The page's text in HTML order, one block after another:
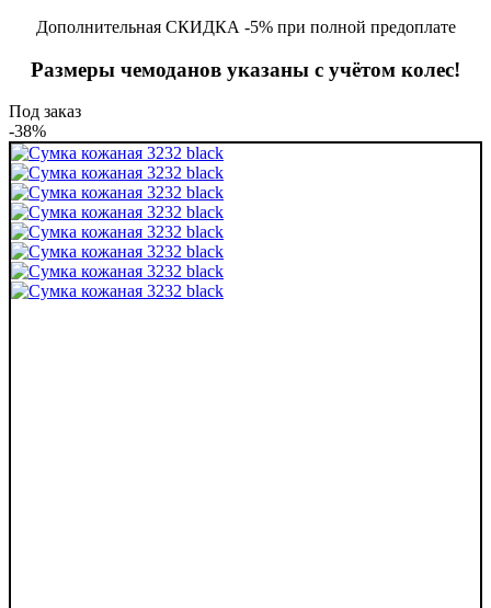
Дополнительная СКИДКА -5% при полной предоплате
Размеры чемоданов указаны с учётом колес!
Под заказ
-38%